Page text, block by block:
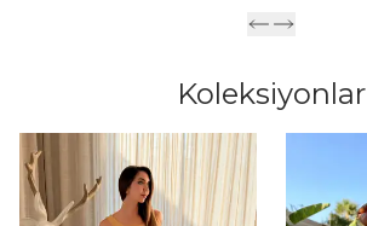
Koleksiyonlar